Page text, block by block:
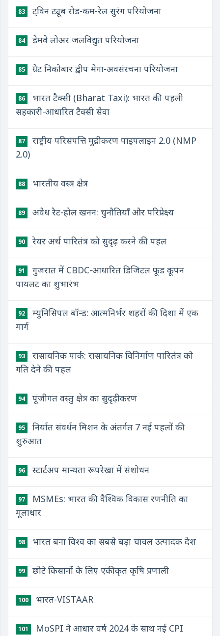
83 ट्विन ट्यूब रोड-कम-रेल सुरंग परियोजना
84 डेमवे लोअर जलविद्युत परियोजना
85 ग्रेट निकोबार द्वीप मेगा-अवसंरचना परियोजना
86
भारत टैक्सी (Bharat Taxi): भारत की पहली
सहकारी-आधारित टैक्सी सेवा
87
राष्ट्रीय परिसंपत्ति मुद्रीकरण पाइपलाइन 2.0 (NMP
2.0)
88 भारतीय वस्त्र क्षेत्र
89 अवैध रैट-होल खनन: चुनौतियाँ और परिप्रेक्ष्य
90 रेयर अर्थ पारितंत्र को सुदृढ़ करने की पहल
91
गुजरात में CBDC-आधारित डिजिटल फूड कूपन
पायलट का शुभारंभ
92
म्युनिसिपल बॉन्ड: आत्मनिर्भर शहरों की दिशा में एक
मार्ग
93
रासायनिक पार्क: रासायनिक विनिर्माण पारितंत्र को
गति देने की पहल
94 पूंजीगत वस्तु क्षेत्र का सुदृढ़ीकरण
95
निर्यात संवर्धन मिशन के अंतर्गत 7 नई पहलों की
शुरुआत
96 स्टार्टअप मान्यता रूपरेखा में संशोधन
97
MSMEs: भारत की वैश्विक विकास रणनीति का
मूलाधार
98 भारत बना विश्व का सबसे बड़ा चावल उत्पादक देश
99 छोटे किसानों के लिए एकीकृत कृषि प्रणाली
100 भारत-VISTAAR
101
MoSPI ने आधार वर्ष 2024 के साथ नई CPI